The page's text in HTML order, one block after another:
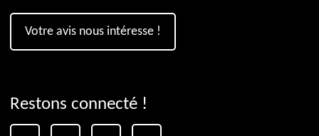
Votre avis nous intéresse !
Restons connecté !